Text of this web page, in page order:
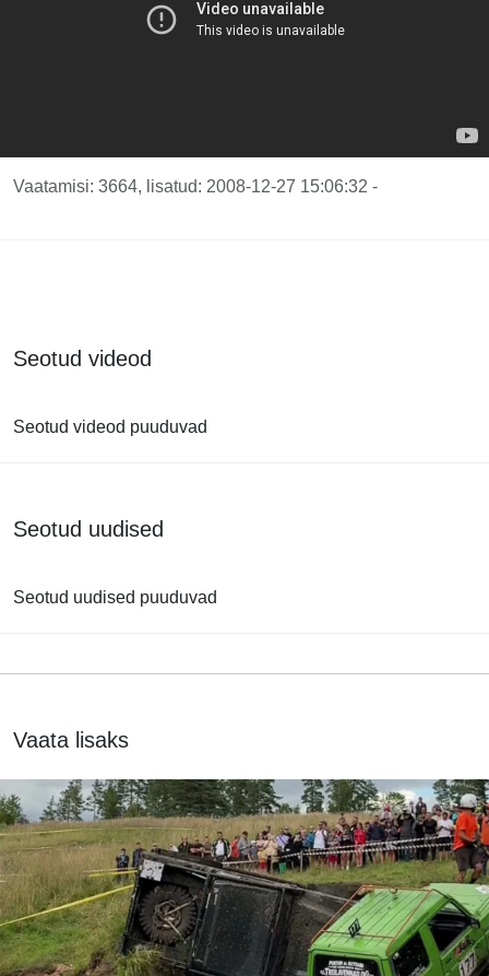
Vaatamisi: 3664, lisatud: 2008-12-27 15:06:32 -
Seotud videod
Seotud videod puuduvad
Seotud uudised
Seotud uudised puuduvad
Vaata lisaks